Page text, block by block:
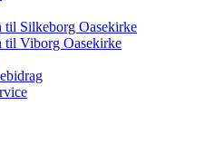
til Silkeborg Oasekirke
til Viborg Oasekirke